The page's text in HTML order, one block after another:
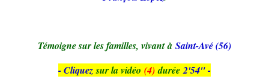
Témoigne sur les familles, vivant à Saint-Avé (56)
- Cliquez sur la vidéo (4)durée2'54" -